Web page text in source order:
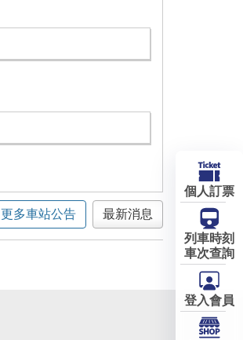
更多車站公告 最新消息
個人訂票
列車時刻
車次查詢
登入會員